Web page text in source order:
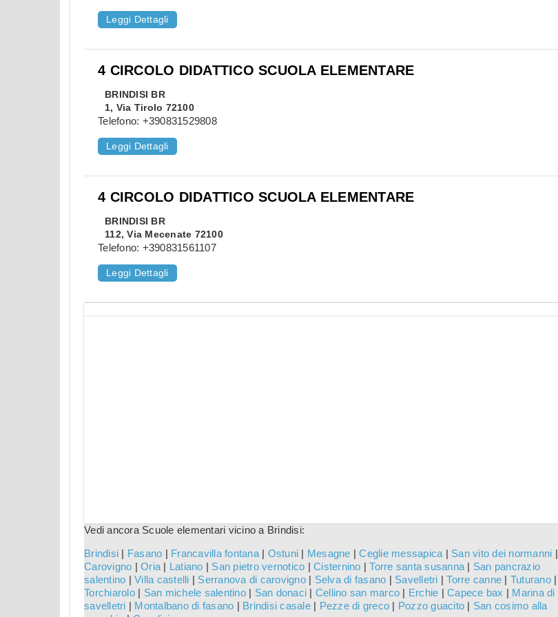
Leggi Dettagli
4 CIRCOLO DIDATTICO SCUOLA ELEMENTARE
BRINDISI BR
1, Via Tirolo 72100
Telefono: +390831529808
Leggi Dettagli
4 CIRCOLO DIDATTICO SCUOLA ELEMENTARE
BRINDISI BR
112, Via Mecenate 72100
Telefono: +390831561107
Leggi Dettagli
Vedi ancora Scuole elementari vicino a Brindisi:
Brindisi | Fasano | Francavilla fontana| Ostuni | Mesagne |Ceglie messapica | San vito dei normanni |
Carovigno | Oria | Latiano | San pietro vernotico | Cisternino |Torre santa susanna | San pancrazio
salentino | Villa castelli | Serranova di carovigno| Selva di fasano | Savelletri |Torre canne | Tuturano|
Torchiarolo| San michele salentino| San donaci | Cellino san marco | Erchie | Capece bax | Marina di
savelletri | Montalbano di fasano | Brindisi casale| Pezze di greco | Pozzo guacito | San cosimo alla